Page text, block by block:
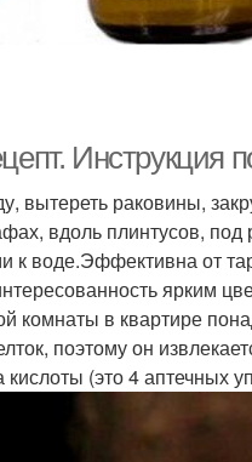
Инструкция
вытереть раковины,
вдоль плинтусов,
воде.Эффективна от
ярким
комнаты в квартире
поэтому он
(это 4 аптечных